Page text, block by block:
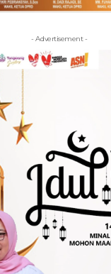
- Advertisement -